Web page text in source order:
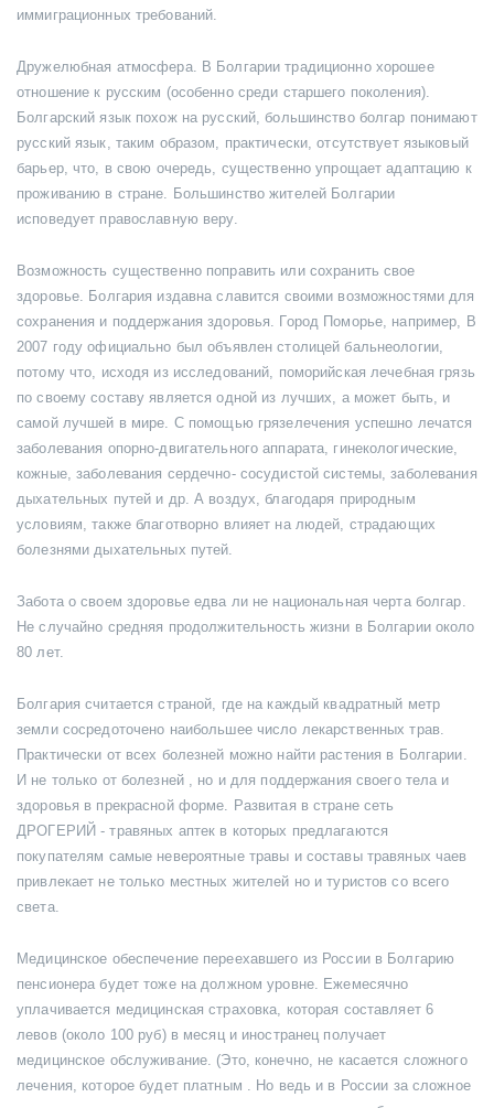
иммиграционных требований.
Дружелюбная атмосфера. В Болгарии традиционно хорошее
отношение к русским (особенно среди старшего поколения).
Болгарский язык похож на русский, большинство болгар понимают
русский язык, таким образом, практически, отсутствует языковый
барьер, что, в свою очередь, существенно упрощает адаптацию к
проживанию в стране. Большинство жителей Болгарии
исповедует православную веру.
Возможность существенно поправить или сохранить свое
здоровье. Болгария издавна славится своими возможностями для
сохранения и поддержания здоровья. Город Поморье, например, В
2007 году официально был объявлен столицей бальнеологии,
потому что, исходя из исследований, поморийская лечебная грязь
по своему составу является одной из лучших, а может быть, и
самой лучшей в мире. С помощью грязелечения успешно лечатся
заболевания опорно-двигательного аппарата, гинекологические,
кожные, заболевания сердечно- сосудистой системы, заболевания
дыхательных путей и др. А воздух, благодаря природным
условиям, также благотворно влияет на людей, страдающих
болезнями дыхательных путей.
Забота о своем здоровье едва ли не национальная черта болгар.
Не случайно средняя продолжительность жизни в Болгарии около
80 лет.
Болгария считается страной, где на каждый квадратный метр
земли сосредоточено наибольшее число лекарственных трав.
Практически от всех болезней можно найти растения в Болгарии.
И не только от болезней , но и для поддержания своего тела и
здоровья в прекрасной форме. Развитая в стране сеть
ДРОГЕРИЙ - травяных аптек в которых предлагаются
покупателям самые невероятные травы и составы травяных чаев
привлекает не только местных жителей но и туристов со всего
света.
Медицинское обеспечение переехавшего из России в Болгарию
пенсионера будет тоже на должном уровне. Ежемесячно
уплачивается медицинская страховка, которая составляет 6
левов (около 100 руб) в месяц и иностранец получает
медицинское обслуживание. (Это, конечно, не касается сложного
лечения, которое будет платным . Но ведь и в России за сложное